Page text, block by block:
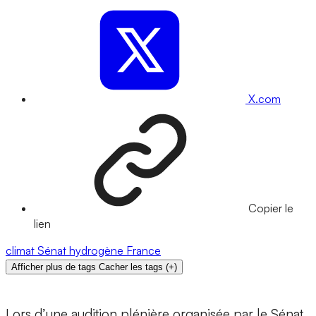
X.com
Copier le
lien
climat Sénat hydrogène France
Afficher plus de tags Cacher les tags (+)